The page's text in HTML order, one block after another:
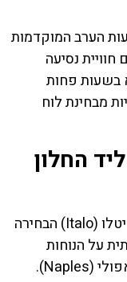
הערב המוקדמות
נסיעה
בשעות פחות
מבחינת לוח
החלון
לכאורה זו החלטה קטנה, אבל ברכבות איטלו (Italo) הבחירה
על הנוחות